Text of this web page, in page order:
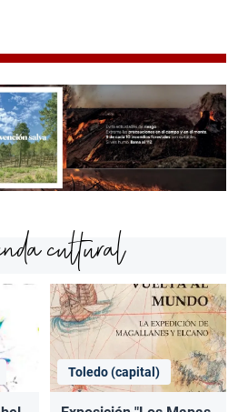
cultural
Toledo (capital)